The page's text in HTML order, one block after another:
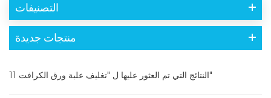
التصنيفات
منتجات جديدة
11 النتائج التي تم العثور عليها ل "تغليف علبة ورق الكرافت"